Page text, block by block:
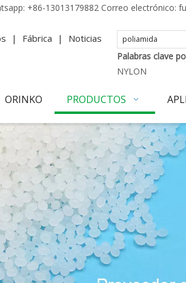
+86-13013179882 Correo electrónico:
| Fábrica | Noticias
Palabras clave
NYLON
ORINKO PRODUCTOS